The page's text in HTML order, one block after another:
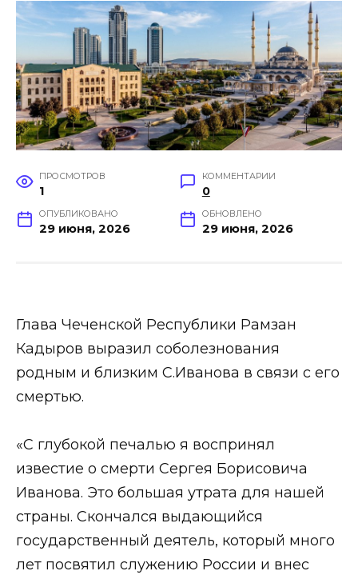
ПРОСМОТРОВ
1
КОММЕНТАРИИ
0
ОПУБЛИКОВАНО
29 июня, 2026
ОБНОВЛЕНО
29 июня, 2026
Глава Чеченской Республики Рамзан
Кадыров выразил соболезнования
родным и близким С.Иванова в связи с его
смертью.
«С глубокой печалью я воспринял
известие о смерти Сергея Борисовича
Иванова. Это большая утрата для нашей
страны. Скончался выдающийся
государственный деятель, который много
лет посвятил служению России и внес